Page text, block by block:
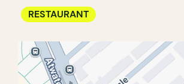
RESTAURANT